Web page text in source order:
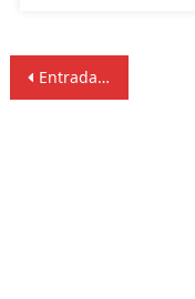
Navegación
Entradas anteriores